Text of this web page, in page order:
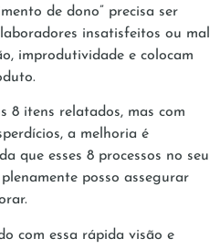
de dono” precisa ser
insatisfeitos ou mal
improdutividade e colocam
8 itens relatados, mas com
a melhoria é
que esses 8 processos no seu
posso assegurar
com essa rápida visão e